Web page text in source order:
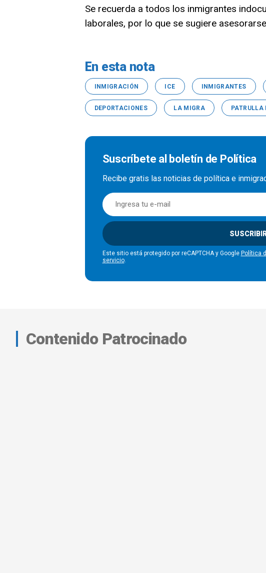
Se recuerda a todos los inmigrantes
laborales, por lo que se sugiere
En esta nota
INMIGRACIÓN ICE INMIGRANTES
DEPORTACIONES LA MIGRA PATRULLA
Suscríbete al boletín de Política
Recibe gratis las noticias de política e
Este sitio está protegido por reCAPTCHA y Google Política
servicio.
Contenido Patrocinado